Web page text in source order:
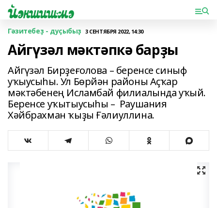
Гәзитебеҙ - дуҫыбыҙ 3 СЕНТЯБРЯ 2022, 14:30
Айгүзәл мәктәпкә барҙы
Айгүзәл Бирҙеғолова – беренсе синыф
уҡыусыһы. Ул Бөрйән районы Аҫҡар
мәктәбенең Исламбай филиалында уҡый.
Беренсе уҡытыусыһы – Раушания
Хәйбрахман ҡыҙы Ғәлиуллина.